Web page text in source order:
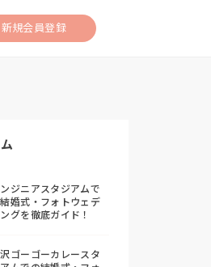
新規会員登録
ジニアスタジアムで
婚式・フォトウェデ
グを徹底ガイド！
ゴーゴーカレースタ